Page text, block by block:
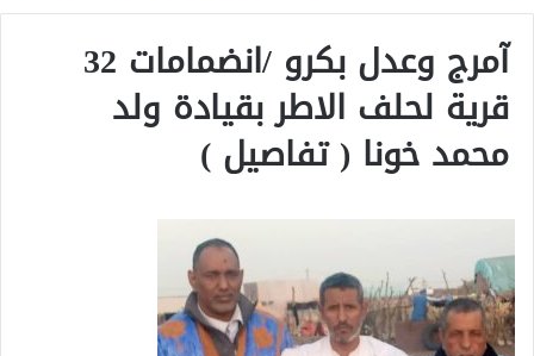
آمرج وعدل بكرو /انضمامات 32
قرية لحلف الاطر بقيادة ولد
محمد خونا ( تفاصيل )